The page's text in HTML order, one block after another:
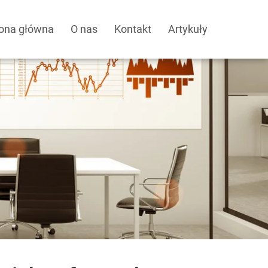
główna O nas Kontakt Artykuły